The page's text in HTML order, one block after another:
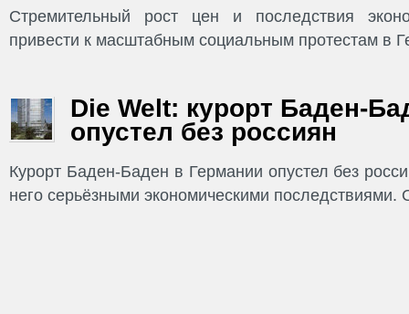
Стремительный рост цен и последствия
привести к масштабным социальным протестам в
Die Welt: курорт Баден-
опустел без россиян
Курорт Баден-Баден в Германии опустел без
него серьёзными экономическими последствиями.